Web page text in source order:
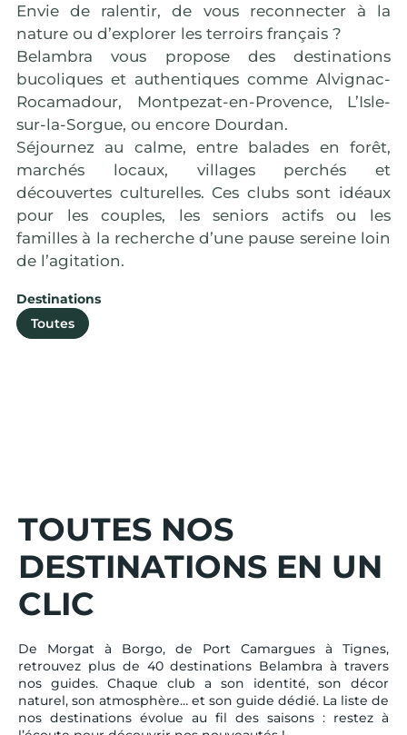
Envie de ralentir, de vous reconnecter à la
nature ou d’explorer les terroirs français ?
Belambra vous propose des destinations
bucoliques et authentiques comme Alvignac-
Rocamadour, Montpezat-en-Provence, L’Isle-
sur-la-Sorgue, ou encore Dourdan.
Séjournez au calme, entre balades en forêt,
marchés locaux, villages perchés et
découvertes culturelles. Ces clubs sont idéaux
pour les couples, les seniors actifs ou les
familles à la recherche d’une pause sereine loin
de l’agitation.
Destinations
Toutes
Alvignac
TOUTES NOS
DESTINATIONS EN UN
CLIC
De Morgat à Borgo, de Port Camargues à Tignes,
retrouvez plus de 40 destinations Belambra à travers
nos guides. Chaque club a son identité, son décor
naturel, son atmosphère… et son guide dédié. La liste de
nos destinations évolue au fil des saisons : restez à